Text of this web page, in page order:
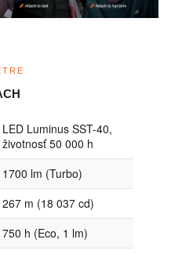
LED Luminus SST-40,
životnosť 50 000 h
1700 lm (Turbo)
267 m (18 037 cd)
750 h (Eco, 1 lm)